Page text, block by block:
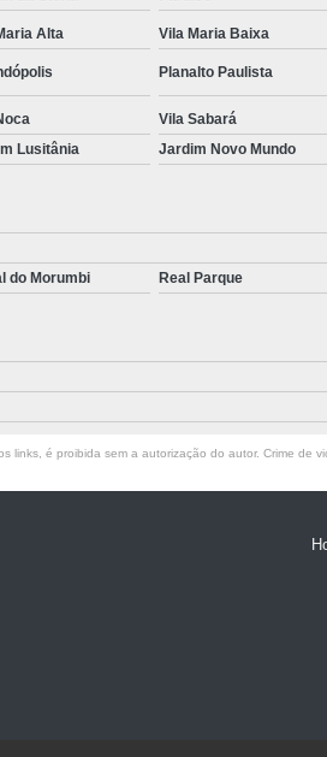
Tratamento
Tratamento da Síndrome do
Tratamento
Tratamento para
Tratamento para
Tratamento para Transtorno de
Tratamento para Transtorno do
Alta Vila Maria Baixa
Planalto Paulista
Vila Sabará
Lusitânia Jardim Novo Mundo
do Morumbi Real Parque
é proibida sem a autorização do autor. Crime de